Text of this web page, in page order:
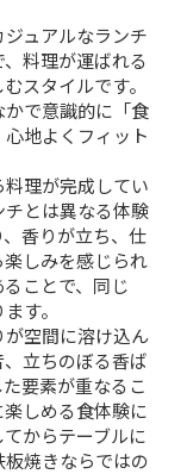
ュアルなランチ
料理が運ばれる
スタイルです。
で意識的に「食
地よくフィット
理が完成してい
とは異なる体験
香りが立ち、仕
楽しみを感じられ
ことで、同じ
す。
空間に溶け込ん
立ちのぼる香ば
要素が重なるこ
しめる食体験に
からテーブルに
焼きならではの